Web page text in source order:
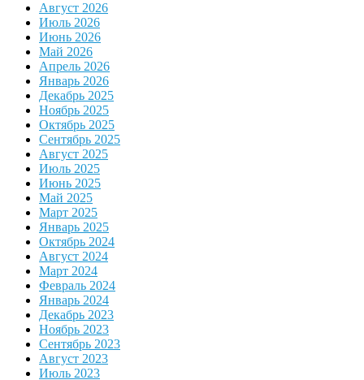
Август 2026
Июль 2026
Июнь 2026
Май 2026
Апрель 2026
Январь 2026
Декабрь 2025
Ноябрь 2025
Октябрь 2025
Сентябрь 2025
Август 2025
Июль 2025
Июнь 2025
Май 2025
Март 2025
Январь 2025
Октябрь 2024
Август 2024
Март 2024
Февраль 2024
Январь 2024
Декабрь 2023
Ноябрь 2023
Сентябрь 2023
Август 2023
Июль 2023